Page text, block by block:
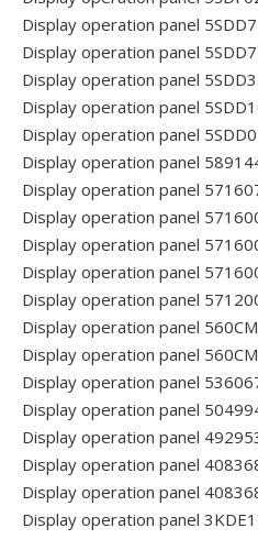
Display operation panel
Display operation panel
Display operation panel
Display operation panel
Display operation panel
Display operation panel
Display operation panel
Display operation panel
Display operation panel
Display operation panel
Display operation panel
Display operation panel
Display operation panel
Display operation panel
Display operation panel
Display operation panel
Display operation panel
Display operation panel
Display operation panel